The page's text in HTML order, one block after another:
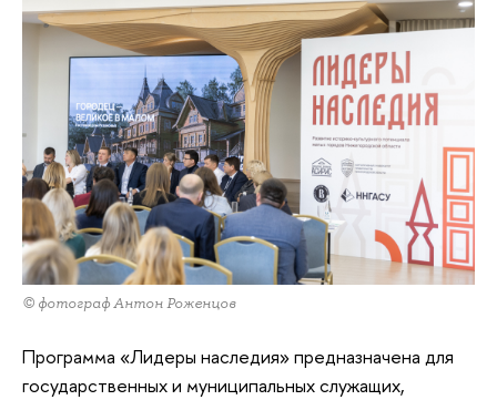
© фотограф Антон Роженцов
Программа «Лидеры наследия» предназначена для
государственных и муниципальных служащих,